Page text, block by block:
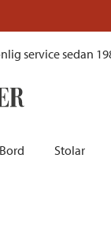
service sedan
Bord Stolar